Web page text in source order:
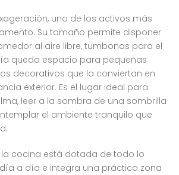
uno de los activos más
Su tamaño permite disponer
al aire libre, tumbonas para el
queda espacio para pequeñas
decorativos que la conviertan en
exterior. Es el lugar ideal para
leer a la sombra de una sombrilla
el ambiente tranquilo que
la cocina está dotada de todo lo
a día e integra una práctica zona